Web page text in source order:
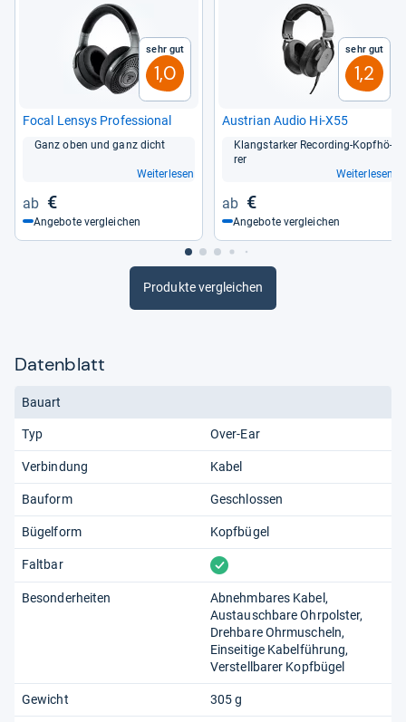
Sehr gut
1,0
Focal Len­sys Pro­fes­sio­nal
Ganz oben und ganz dicht
Weiterlesen
€
Angebote vergleichen
Sehr gut
1,2
Aus­trian Audio Hi-​X55
Klang­star­ker Recor­ding-​Kopf­hö­
rer
Weiterlesen
€
Angebote vergleichen
Produkte vergleichen
Datenblatt
Bauart
Typ Over-Ear
Verbindung Kabel
Bauform Geschlossen
Bügelform Kopfbügel
Faltbar vorhanden
Besonderheiten
Abnehmbares Kabel
Austauschbare Ohrpolster
Drehbare Ohrmuscheln
Einseitige Kabelführung
Verstellbarer Kopfbügel
Gewicht 305 g